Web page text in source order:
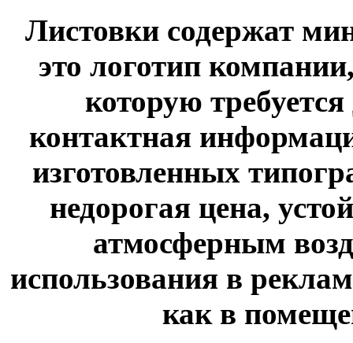
Листовки содержат
это логотип
которую
контактная
изготовленных
недорогая цена,
атмосферным
использования в
как в